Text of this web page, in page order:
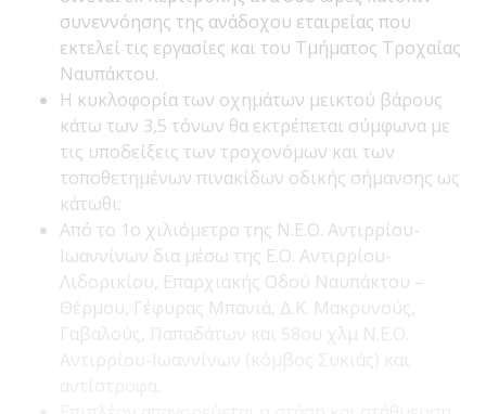
συνεννόησης της ανάδοχου εταιρείας που
εκτελεί τις εργασίες και του Τμήματος Τροχαίας
Ναυπάκτου.
Η κυκλοφορία των οχημάτων μεικτού βάρους
κάτω των 3,5 τόνων θα εκτρέπεται σύμφωνα με
τις υποδείξεις των τροχονόμων και των
τοποθετημένων πινακίδων οδικής σήμανσης ως
κάτωθι:
Από το 1ο χιλιόμετρο της Ν.Ε.Ο. Αντιρρίου-
Ιωαννίνων δια μέσω της Ε.Ο. Αντιρρίου-
Λιδορικίου, Επαρχιακής Οδού Ναυπάκτου –
Θέρμου, Γέφυρας Μπανιά, Δ.Κ. Μακρυνούς,
Γαβαλούς, Παπαδάτων και 58ου χλμ Ν.Ε.Ο.